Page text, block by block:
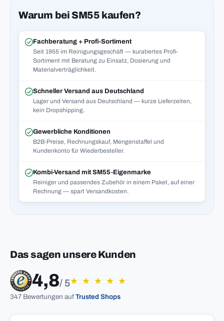
Warum bei SM55 kaufen?
Fachberatung + Profi-Sortiment
Seit 1955 im Reinigungsgeschäft — kuratiertes Profi-
Sortiment mit Beratung zu Einsatz, Dosierung und
Materialverträglichkeit.
Schneller Versand aus Deutschland
Lager und Versand aus Deutschland — kurze Lieferzeiten,
kein Dropshipping.
Gewerbliche Konditionen
B2B-Preise, Rechnungskauf, Mengenstaffel und
Kundenkonto für Wiederbesteller.
Kombi-Versand mit SM55-Eigenmarke
Reiniger und passendes Zubehör in einem Paket, auf einer
Rechnung — spart Versandkosten.
Das sagen unsere Kunden
4,8/ 5★ ★ ★ ★ ★
347 Bewertungen auf Trusted Shops